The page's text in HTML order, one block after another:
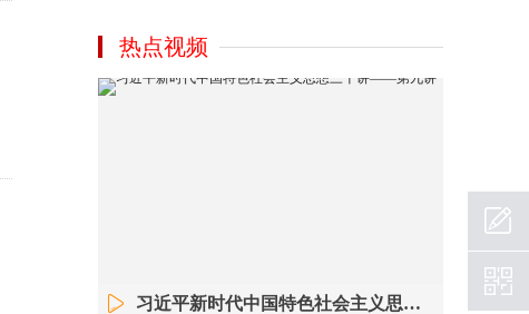
热点视频
习近平新时代中国特色社会主义思想三十讲——第九讲